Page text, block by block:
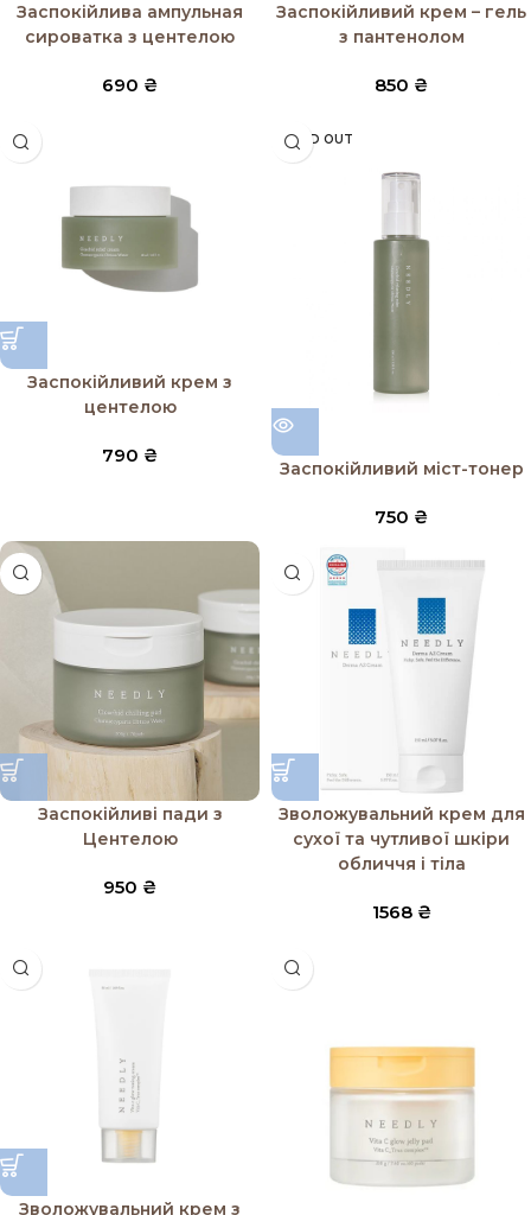
Заспокійлива ампульная
сироватка з центелою
690 ₴
Заспокійливий крем – гель
з пантенолом
850 ₴
Заспокійливий крем з
центелою
790 ₴
SOLD OUT
Заспокійливий міст-тонер
750 ₴
Заспокійливі пади з
Центелою
950 ₴
Зволожувальний крем для
сухої та чутливої шкіри
обличчя і тіла
1568 ₴
Зволожувальний крем з